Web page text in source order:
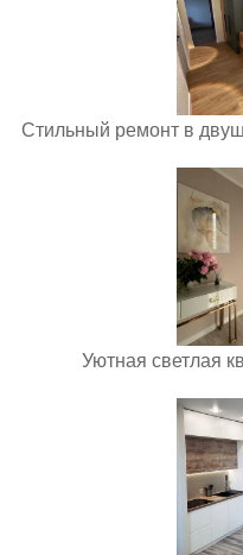
Стильный ремонт в
Уютная светлая